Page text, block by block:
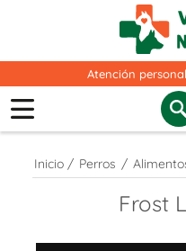
Atención
Inicio / Perros /
Frost